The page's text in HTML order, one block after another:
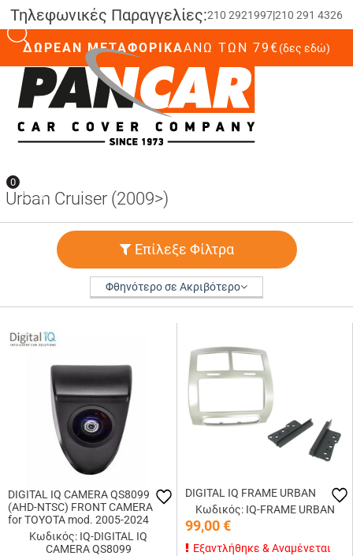
Τηλεφωνικές Παραγγελίες:210 2921997|210 291 4326
ΔΩΡΕΑΝ ΜΕΤΑΦΟΡΙΚΑΆΝΩ ΤΩΝ 79€(δες εδώ)
0
Urban Cruiser (2009>)
Επίλεξε Φίλτρα
Φθηνότερο σε Ακριβότερο
DIGITAL IQ CAMERA QS8099
(AHD-NTSC) FRONT CAMERA
for TOYOTA mod. 2005-2024
Κωδικός: IQ-DIGITAL IQ
CAMERA QS8099
DIGITAL IQ FRAME URBAN
Κωδικός: IQ-FRAME URBAN
99,00€
Εξαντλήθηκε & Αναμένεται